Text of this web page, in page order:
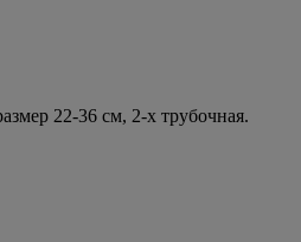
22-36 см, 2-х трубочная.